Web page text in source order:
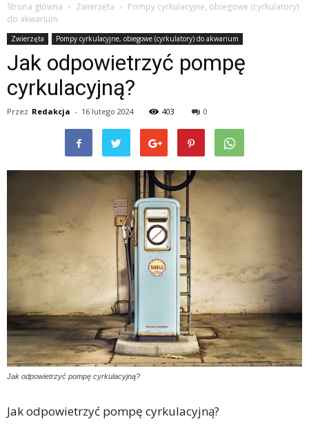
Strona główna Zwierzęta
Pompy cyrkulacyjne, obiegowe (cyrkulatory)
do akwarium
Zwierzęta Pompy cyrkulacyjne, obiegowe (cyrkulatory) do akwarium
Jak odpowietrzyć pompę
cyrkulacyjną?
Przez Redakcja - 16 lutego 2024 403 0
Jak odpowietrzyć pompę cyrkulacyjną?
Jak odpowietrzyć pompę cyrkulacyjną?